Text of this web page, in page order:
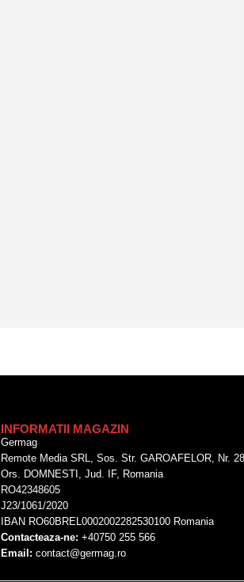
INFORMATII MAGAZIN
Germag
Remote Media SRL, Sos. Str. GAROAFELOR, Nr.
Ors. DOMNESTI, Jud. IF, Romania
RO42348605
J23/1061/2020
IBAN RO60BREL0002002282530100 Romania
Contacteaza-ne: +40750 255 566
Email: contact@germag.ro